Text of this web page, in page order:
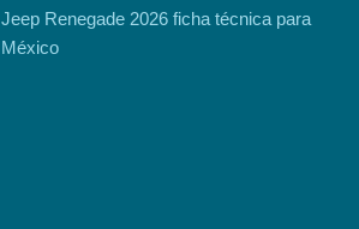
Jeep Renegade 2026 ficha técnica para
México